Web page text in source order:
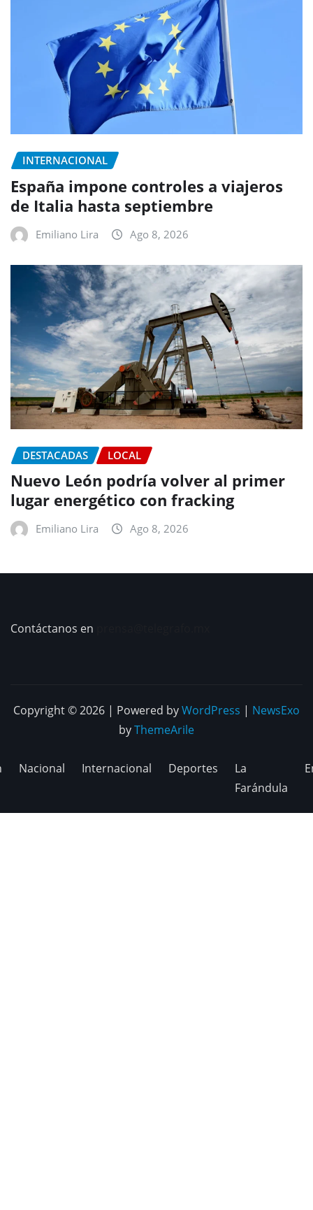
INTERNACIONAL
España impone controles a viajeros
de Italia hasta septiembre
Emiliano Lira Ago 8, 2026
DESTACADAS LOCAL
Nuevo León podría volver al primer
lugar energético con fracking
Emiliano Lira Ago 8, 2026
Contáctanos en
Copyright © 2026 | Powered byWordPress | NewsExo
byThemeArile
Nacional Internacional Deportes
La
Farándula